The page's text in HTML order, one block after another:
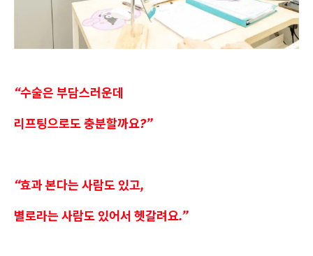
“수술은 부담스러운데
리프팅으로도 충분할까요?”
“효과 본다는 사람도 있고,
별로라는 사람도 있어서 헷갈려요.”